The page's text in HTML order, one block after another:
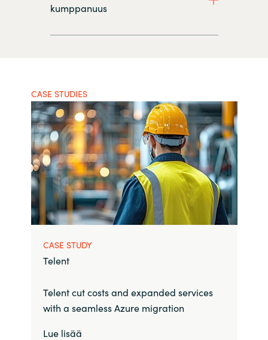
kumppanuus
CASE STUDIES
CASE STUDY
Telent
Telent cut costs and expanded services
with a seamless Azure migration
Lue lisää